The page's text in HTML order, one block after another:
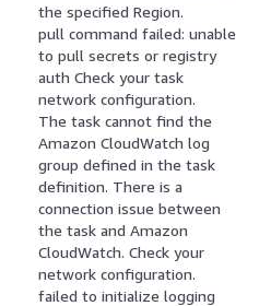
the specified Region.
pull command failed: unable
to pull secrets or registry
auth Check your task
network configuration.
The task cannot find the
Amazon CloudWatch log
group defined in the task
definition. There is a
connection issue between
the task and Amazon
CloudWatch. Check your
network configuration.
failed to initialize logging